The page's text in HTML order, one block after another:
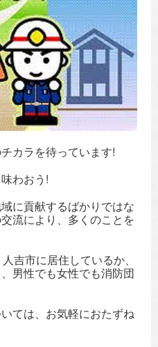
カラを待っています!
わおう!
に貢献するばかりではな
流により、多くのことを
吉市に居住しているか、
男性でも女性でも消防団
ては、お気軽におたずね